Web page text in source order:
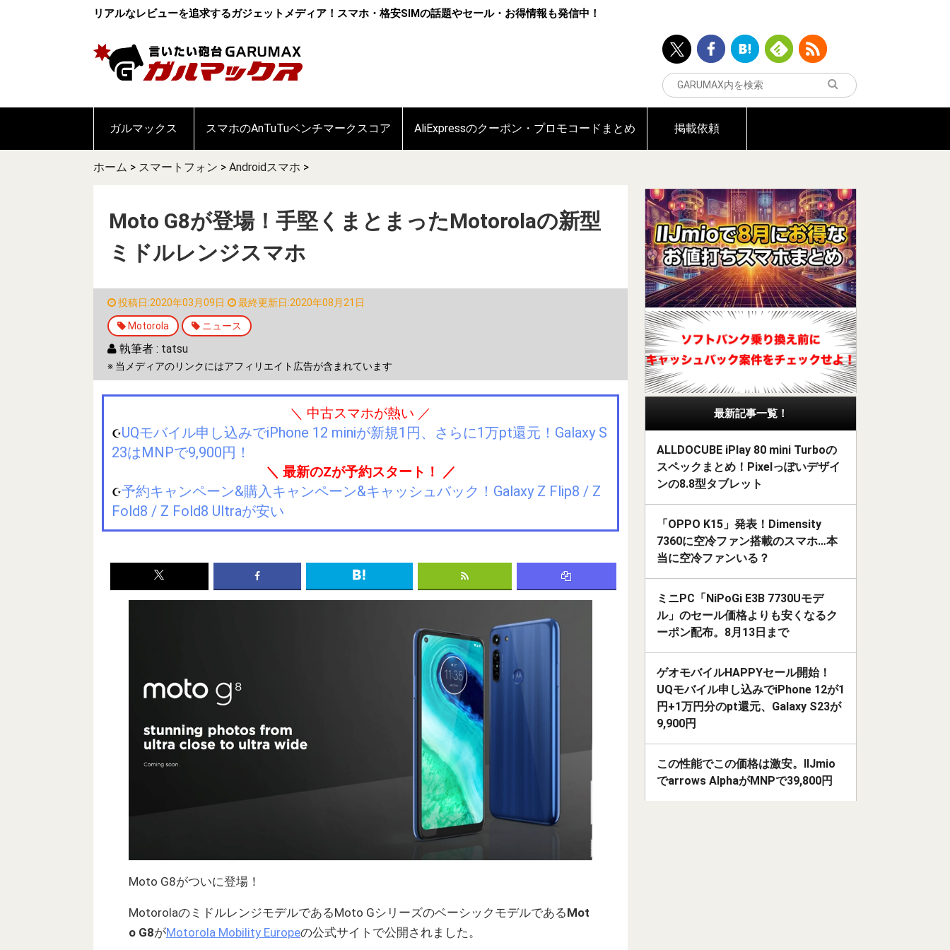
リアルなレビューを追求するガジェットメディア！スマホ・格安SIMの話題やセール・お得情報も発信中！
ガルマックス スマホのAnTuTuベンチマークスコア AliExpressのクーポン・プロモコードまとめ 掲載依頼
ホーム > スマートフォン > Androidスマホ >
Moto G8が登場！手堅くまとまったMotorolaの新型
ミドルレンジスマホ
投稿日:2020年03月09日 最終更新日:2020年08月21日
Motorola ニュース
執筆者 : tatsu
※ 当メディアのリンクにはアフィリエイト広告が含まれています
＼ 中古スマホが熱い ／
☪️UQモバイル申し込みでiPhone 12 miniが新規1円、さらに1万pt還元！Galaxy S
23はMNPで9,900円！
＼ 最新のZが予約スタート！ ／
☪️予約キャンペーン&購入キャンペーン&キャッシュバック！Galaxy Z Flip8 / Z
Fold8 / Z Fold8 Ultraが安い
Moto G8がついに登場！
MotorolaのミドルレンジモデルであるMoto GシリーズのベーシックモデルであるMot
o G8がMotorola Mobility Europeの公式サイトで公開されました。
最新記事一覧！
ALLDOCUBE iPlay 80 mini Turboの
スペックまとめ！Pixelっぽいデザイ
ンの8.8型タブレット
「OPPO K15」発表！Dimensity
7360に空冷ファン搭載のスマホ…本
当に空冷ファンいる？
ミニPC「NiPoGi E3B 7730Uモデ
ル」のセール価格よりも安くなるク
ーポン配布。8月13日まで
ゲオモバイルHAPPYセール開始！
UQモバイル申し込みでiPhone 12が1
円+1万円分のpt還元、Galaxy S23が
9,900円
この性能でこの価格は激安。IIJmio
でarrows AlphaがMNPで39,800円